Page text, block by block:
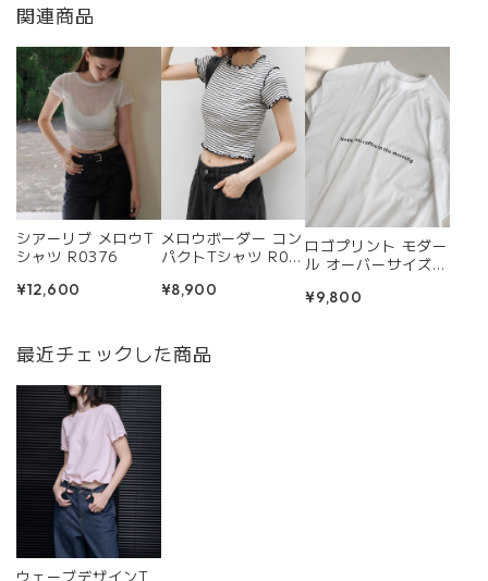
関連商品
シアーリブ メロウT
シャツ R0376
¥12,600
メロウボーダー コン
パクトTシャツ R03
¥8,900
ロゴプリント モダー
ル オーバーサイズT
¥9,800
最近チェックした商品
ウェーブデザインT